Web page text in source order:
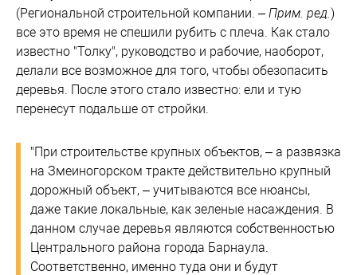
(Региональной строительной компании. – Прим. ред.)
все это время не спешили рубить с плеча. Как стало
известно "Толку", руководство и рабочие, наоборот,
делали все возможное для того, чтобы обезопасить
деревья. После этого стало известно: ели и тую
перенесут подальше от стройки.
"При строительстве крупных объектов, – а развязка
на Змеиногорском тракте действительно крупный
дорожный объект, – учитываются все нюансы,
даже такие локальные, как зеленые насаждения. В
данном случае деревья являются собственностью
Центрального района города Барнаула.
Соответственно, именно туда они и будут